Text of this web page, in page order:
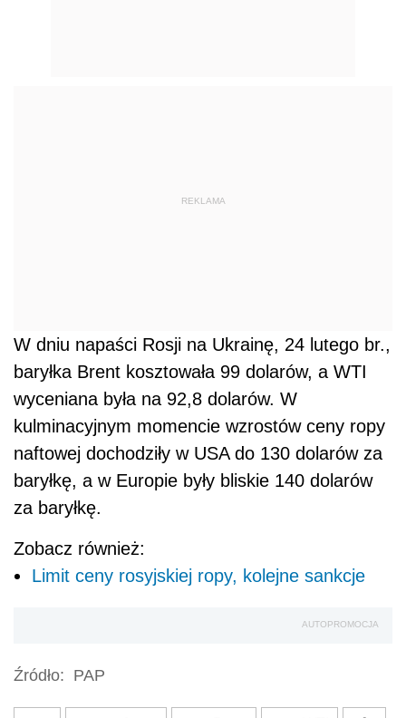
REKLAMA
W dniu napaści Rosji na Ukrainę, 24 lutego br.,
baryłka Brent kosztowała 99 dolarów, a WTI
wyceniana była na 92,8 dolarów. W
kulminacyjnym momencie wzrostów ceny ropy
naftowej dochodziły w USA do 130 dolarów za
baryłkę, a w Europie były bliskie 140 dolarów
za baryłkę.
Zobacz również:
Limit ceny rosyjskiej ropy, kolejne sankcje
AUTOPROMOCJA
Źródło: PAP